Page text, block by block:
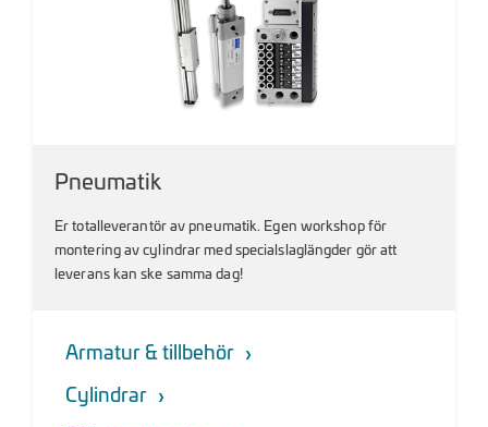
Pneumatik
Er totalleverantör av pneumatik. Egen workshop för
montering av cylindrar med specialslaglängder gör att
leverans kan ske samma dag!
Armatur & tillbehör
Cylindrar